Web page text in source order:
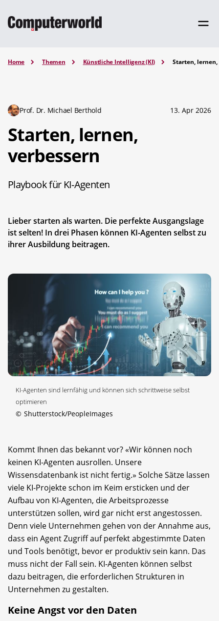
Home Themen Künstliche Intelligenz (KI) Starten,
Prof. Dr. Michael Berthold 13. Apr 2026
Starten, lernen,
verbessern
Playbook für KI-Agenten
Lieber starten als warten. Die perfekte Ausgangslage
ist selten! In drei Phasen können KI-Agenten selbst zu
ihrer Ausbildung beitragen.
KI-Agenten sind lernfähig und können sich schrittweise selbst
optimieren
© Shutterstock/PeopleImages
Kommt Ihnen das bekannt vor? «Wir können noch
keinen KI-Agenten ausrollen. Unsere
Wissensdatenbank ist nicht fertig.» Solche Sätze lassen
viele KI-Projekte schon im Keim ersticken und der
Aufbau von KI-Agenten, die Arbeitsprozesse
unterstützen sollen, wird gar nicht erst angestossen.
Denn viele Unternehmen gehen von der Annahme aus,
dass ein Agent Zugriff auf perfekt abgestimmte Daten
und Tools benötigt, bevor er produktiv sein kann. Das
muss nicht der Fall sein. KI-Agenten können selbst
dazu beitragen, die erforderlichen Strukturen in
Unternehmen zu gestalten.
Keine Angst vor den Daten